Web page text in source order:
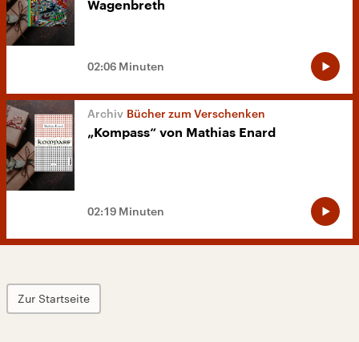
Wagenbreth
02:06 Minuten
Bücher zum Verschenken
„Kompass“ von Mathias Enard
02:19 Minuten
Zur Startseite